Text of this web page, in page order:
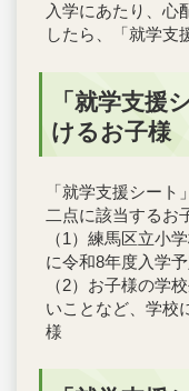
入学にあたり、心
したら、「就学支
「就学支援
けるお子様
「就学支援シー
二点に該当するお
（1）練馬区立小
に令和8年度入学
（2）お子様の学
いことなど、学校
様